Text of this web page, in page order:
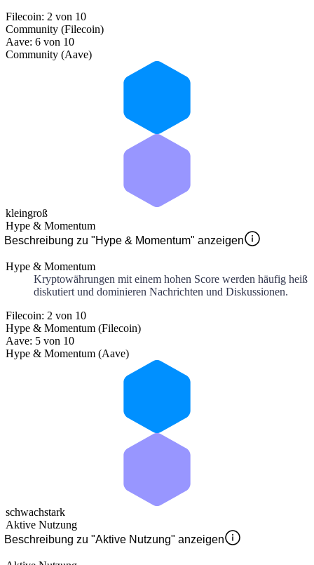
Filecoin: 2 von 10
Community (Filecoin)
Aave: 6 von 10
Community (Aave)
kleingroß
Hype & Momentum
Beschreibung zu "Hype & Momentum" anzeigen
Hype & Momentum
Kryptowährungen mit einem hohen Score werden häufig heiß
diskutiert und dominieren Nachrichten und Diskussionen.
Filecoin: 2 von 10
Hype & Momentum (Filecoin)
Aave: 5 von 10
Hype & Momentum (Aave)
schwachstark
Aktive Nutzung
Beschreibung zu "Aktive Nutzung" anzeigen